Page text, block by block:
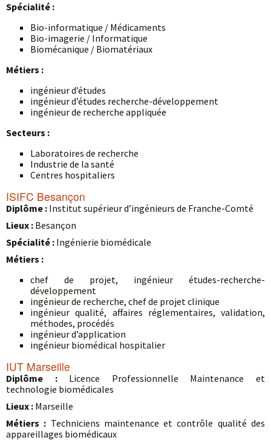
Spécialité :
Bio-informatique / Médicaments
Bio-imagerie / Informatique
Biomécanique / Biomatériaux
Métiers :
ingénieur d’études
ingénieur d’études recherche-développement
ingénieur de recherche appliquée
Secteurs :
Laboratoires de recherche
Industrie de la santé
Centres hospitaliers
ISIFC Besançon
Diplôme : Institut supérieur d’ingénieurs de Franche-Comté
Lieux : Besançon
Spécialité : Ingénierie biomédicale
Métiers :
chef de projet, ingénieur études-recherche-
développement
ingénieur de recherche, chef de projet clinique
ingénieur qualité, affaires réglementaires, validation,
méthodes, procédés
ingénieur d’application
ingénieur biomédical hospitalier
IUT Marseille
Diplôme : Licence Professionnelle Maintenance et
technologie biomédicales
Lieux : Marseille
Métiers : Techniciens maintenance et contrôle qualité des
appareillages biomédicaux